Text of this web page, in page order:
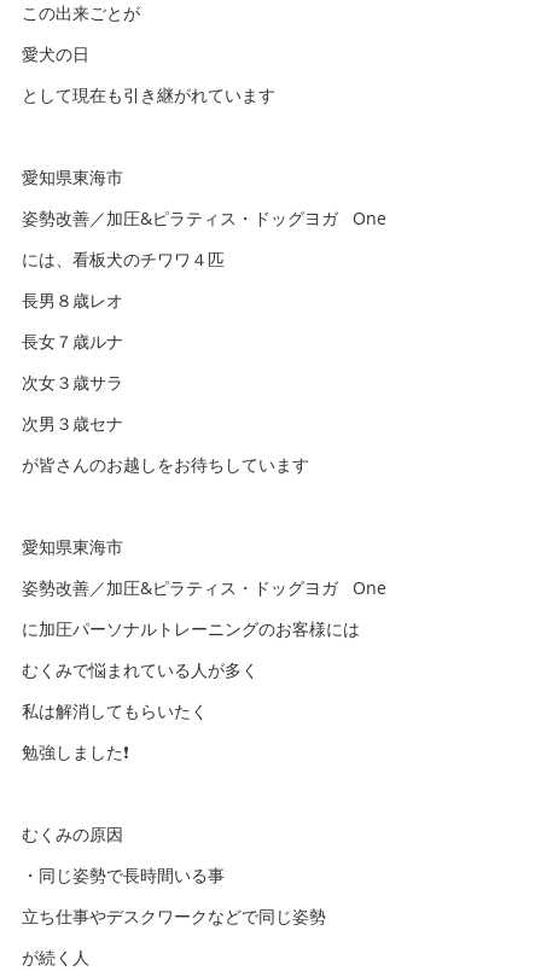
この出来ごとが
愛犬の日
として現在も引き継がれています
愛知県東海市
姿勢改善／加圧&ピラティス・ドッグヨガ One
には、看板犬のチワワ４匹
長男８歳レオ
長女７歳ルナ
次女３歳サラ
次男３歳セナ
が皆さんのお越しをお待ちしています
愛知県東海市
姿勢改善／加圧&ピラティス・ドッグヨガ One
に加圧パーソナルトレーニングのお客様には
むくみで悩まれている人が多く
私は解消してもらいたく
勉強しました❗️
むくみの原因
・同じ姿勢で長時間いる事
立ち仕事やデスクワークなどで同じ姿勢
が続く人